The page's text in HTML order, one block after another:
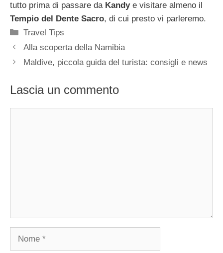
tutto prima di passare daKandye visitare almeno il
Tempio del Dente Sacro, di cui presto vi parleremo.
Categorie
Travel Tips
Alla scoperta della Namibia
Maldive, piccola guida del turista: consigli e news
Lascia un commento